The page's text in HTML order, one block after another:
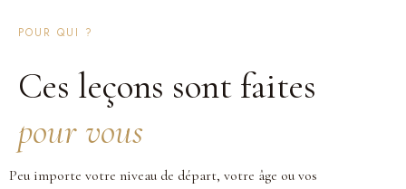
POUR QUI ?
Ces leçons sont faites
pour vous
Peu importe votre niveau de départ, votre âge ou vos